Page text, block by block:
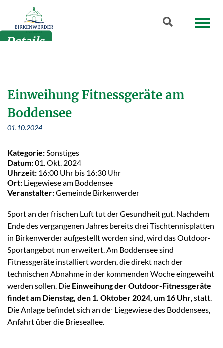
Zum Hauptinhalt springen
Suchbegriff
Details
Einweihung Fitnessgeräte am
Boddensee
01.10.2024
Kategorie:Sonstiges
Datum:01. Okt. 2024
Uhrzeit: 16:00 Uhr bis 16:30 Uhr
Ort: Liegewiese am Boddensee
Veranstalter:Gemeinde Birkenwerder
Sport an der frischen Luft tut der Gesundheit gut. Nachdem
Ende des vergangenen Jahres bereits drei Tischtennisplatten
in Birkenwerder aufgestellt worden sind, wird das Outdoor-
Sportangebot nun erweitert. Am Boddensee sind
Fitnessgeräte installiert worden, die direkt nach der
technischen Abnahme in der kommenden Woche eingeweiht
werden sollen. Die Einweihung der Outdoor-Fitnessgeräte
findet am Dienstag, den 1. Oktober 2024, um 16 Uhr, statt.
Die Anlage befindet sich an der Liegewiese des Boddensees,
Anfahrt über die Brieseallee.